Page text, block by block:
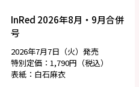
InRed 2026年8月・9月合併
号
2026年7月7日（火）発売
特別定価：1,790円（税込）
表紙：白石麻衣